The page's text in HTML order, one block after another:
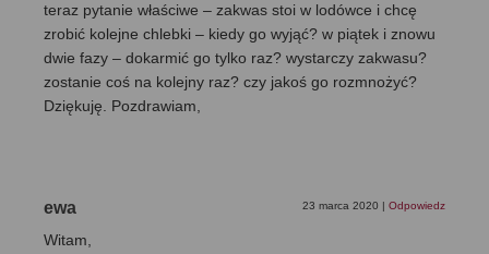
teraz pytanie właściwe – zakwas stoi w lodówce i chcę
zrobić kolejne chlebki – kiedy go wyjąć? w piątek i znowu
dwie fazy – dokarmić go tylko raz? wystarczy zakwasu?
zostanie coś na kolejny raz? czy jakoś go rozmnożyć?
Dziękuję. Pozdrawiam,
ewa 23 marca 2020 | Odpowiedz
Witam,